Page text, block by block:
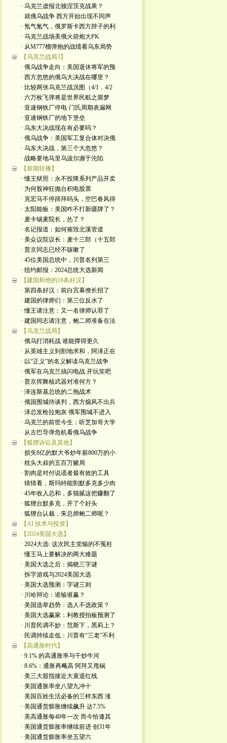
· 乌克兰虚报北顿涅茨克战果？
· 就俄乌战争 西方开始出现不同声
· 氖气氪气，俄罗斯卡西方脖子的利
· 乌克兰战场美俄火箭炮大PK
· 从M777榴弹炮的战绩看乌东局势
【乌克兰战局3】
· 俄乌战争走向：美国退休将军的预
· 西方忽悠的俄乌大决战在哪里？
· 比较两张乌克兰战况图（4/1，4/2
· 六万枚飞弹将是世界民航之噩梦
· 亚速钢铁厂停电·门氏周期表漏网
· 亚速钢铁厂的地下堡垒
· 乌东大决战现在有必要吗？
· 俄乌战争：美国军工复合体对决俄
· 乌东大决战，第三个大忽悠？
· 战略要地马里乌波尔濒于沦陷
【新闻转播】
· 懂王狱照：永不投降系列产品开卖
· 为何股神狂抛台积电股票
· 克宏马不停蹄拜码头，空巴春风得
· 太阳能板：美国咋不打新疆牌了？
· 麦卡锡麦院长，怂了？
· 名记报道：如何摧毁北溪管道
· 美众议院议长：麦十三郎（十五郎
· 普京同志已经不咳嗽了
· 45位美国总统中，川普名列第三
· 纽约邮报：2024总统大选新闻
【建国和他的18条好汉】
· 第四条好汉：前白宫幕僚长招了
· 建国的律师们：第三位反水了
· 懂王请注意：又一名律师认罪了
· 建国同志请注意，鲍二师准备在法
【乌克兰战局】
· 俄乌打消耗战 谁能撑得更久
· 从英雄主义到割地求和，阿泽正在
· 以“正义”的名义解读乌克兰战争
· 俄军在乌克兰搞闪电战 开玩笑吧
· 普京挥舞核武器对准何方？
· 泽连斯基总统的二拖战术
· 俄国围城待谈判，西方煽风不出兵
· 泽总发枪拉炮灰 俄军围城不进入
· 乌克兰的前世今生：听芝加哥大学
· 从古巴导弹危机看俄乌战争
【狐狸诉讼及其他】
· 损失8亿的默大爷炒年薪800万的小
· 枕头大叔的五百万赌局
· 割肉是对付说谎者最有效的工具
· 猜猜看，斯玛特能割默多克多少肉
· 45年收入总和，多猫腻这把赚翻了
· 狐狸台默多克，开了个好头
· 狐狸台认栽，朱总师鲍二师呢？
【AI 技术与投资】
【2024美国大选】
· 2024大选: 这次民主党输的不冤枉
· 懂王马上要解决的两大难题
· 美国大选之后：揭晓三字谜
· 拆字游戏与2024美国大选
· 美国大选预测：字谜三则
· 川哈辩论：谁输谁赢？
· 美国选举趋势：选人不选政策？
· 美国大选赢家：利教授拍板预测了
· 川普民调不妙：范斯下，黑莉上？
· 民调持续走低：川普有“三老”不利
【高通胀时代】
· 9.1% 的高通胀率与干炒牛河
· 8.6%：通胀再飚高 阿拜又甩锅
· 美三大股指接近大衰退红线
· 美国通胀率坐八望九冲十
· 美国百姓生活必备的三样东西 涨
· 美国通货膨胀继续飙升 达7.5%
· 美高通胀每40年一次 而今恰逢其
· 美国通货膨胀率继续前进 创31年
· 美国通货膨胀率坐五望六